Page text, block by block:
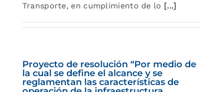
Transporte, en cumplimiento de lo [...]
Proyecto de resolución “Por medio de
la cual se define el alcance y se
reglamentan las características de